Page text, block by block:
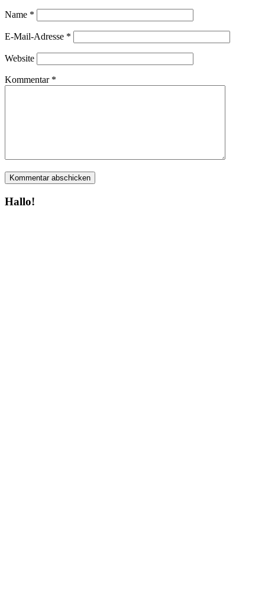
Name *
E-Mail-Adresse *
Website
Kommentar *
Hallo!